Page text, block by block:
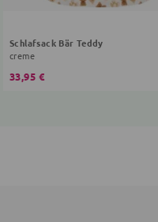
Schlafsack Bär Teddy
creme
33,95 €